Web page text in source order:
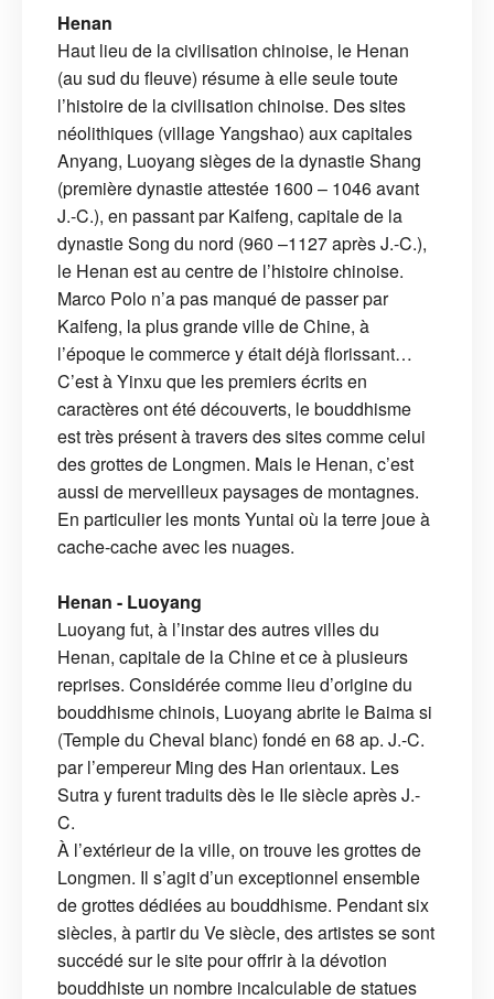
Henan
Haut lieu de la civilisation chinoise, le Henan
(au sud du fleuve) résume à elle seule toute
l’histoire de la civilisation chinoise. Des sites
néolithiques (village Yangshao) aux capitales
Anyang, Luoyang sièges de la dynastie Shang
(première dynastie attestée 1600 – 1046 avant
J.-C.), en passant par Kaifeng, capitale de la
dynastie Song du nord (960 –1127 après J.-C.),
le Henan est au centre de l’histoire chinoise.
Marco Polo n’a pas manqué de passer par
Kaifeng, la plus grande ville de Chine, à
l’époque le commerce y était déjà florissant…
C’est à Yinxu que les premiers écrits en
caractères ont été découverts, le bouddhisme
est très présent à travers des sites comme celui
des grottes de Longmen. Mais le Henan, c’est
aussi de merveilleux paysages de montagnes.
En particulier les monts Yuntai où la terre joue à
cache-cache avec les nuages.
Henan - Luoyang
Luoyang fut, à l’instar des autres villes du
Henan, capitale de la Chine et ce à plusieurs
reprises. Considérée comme lieu d’origine du
bouddhisme chinois, Luoyang abrite le Baima si
(Temple du Cheval blanc) fondé en 68 ap. J.-C.
par l’empereur Ming des Han orientaux. Les
Sutra y furent traduits dès le IIe siècle après J.-
C.
À l’extérieur de la ville, on trouve les grottes de
Longmen. Il s’agit d’un exceptionnel ensemble
de grottes dédiées au bouddhisme. Pendant six
siècles, à partir du Ve siècle, des artistes se sont
succédé sur le site pour offrir à la dévotion
bouddhiste un nombre incalculable de statues